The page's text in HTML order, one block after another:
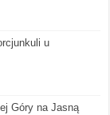
u
Góry na Jasną